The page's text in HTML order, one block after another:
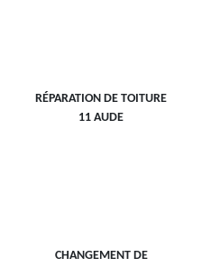
RÉPARATION DE TOITURE
11 AUDE
CHANGEMENT DE